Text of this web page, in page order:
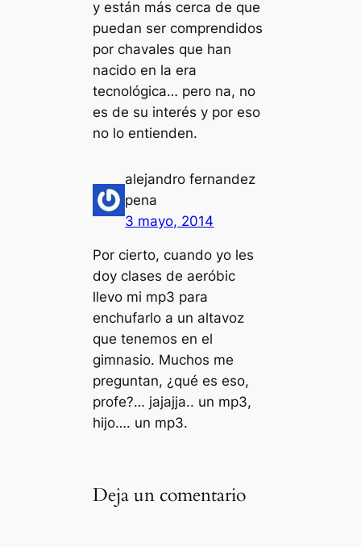
y están más cerca de que
puedan ser comprendidos
por chavales que han
nacido en la era
tecnológica… pero na, no
es de su interés y por eso
no lo entienden.
alejandro fernandez
pena
3 mayo, 2014
Por cierto, cuando yo les
doy clases de aeróbic
llevo mi mp3 para
enchufarlo a un altavoz
que tenemos en el
gimnasio. Muchos me
preguntan, ¿qué es eso,
profe?… jajajja.. un mp3,
hijo…. un mp3.
Deja un comentario